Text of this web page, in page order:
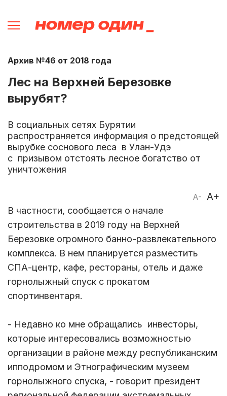
Архив №46 от 2018 года
Лес на Верхней Березовке
вырубят?
В социальных сетях Бурятии
распространяется информация о предстоящей
вырубке соснового леса в Улан-Удэ
с призывом отстоять лесное богатство от
уничтожения
A- A+
В частности, сообщается о начале
строительства в 2019 году на Верхней
Березовке огромного банно-развлекательного
комплекса. В нем планируется разместить
СПА-центр, кафе, рестораны, отель и даже
горнолыжный спуск с прокатом
спортинвентаря.
- Недавно ко мне обращались инвесторы,
которые интересовались возможностью
организации в районе между республиканским
ипподромом и Этнографическим музеем
горнолыжного спуска, - говорит президент